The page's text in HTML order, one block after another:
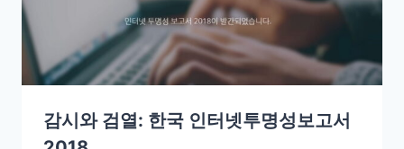
감시와 검열: 한국 인터넷투명성보고서